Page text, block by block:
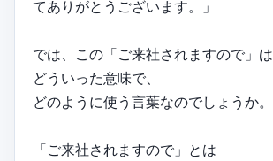
てありがとうございます。」
では、この「ご来社されますので」は
どういった意味で、
どのように使う言葉なのでしょうか。
「ご来社されますので」とは